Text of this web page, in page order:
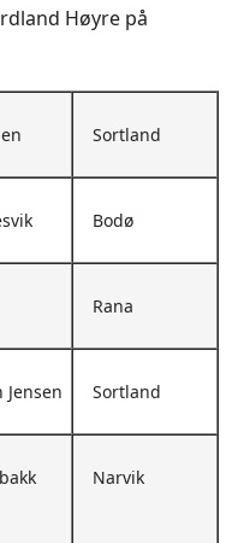
Høyre på
Sortland
Bodø
Rana
Jensen Sortland
Narvik